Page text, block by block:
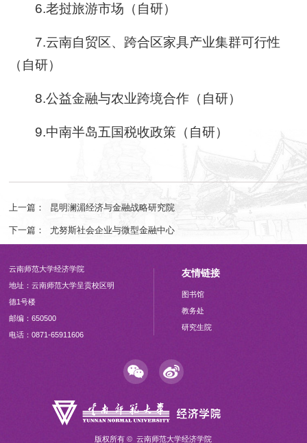
6.老挝旅游市场（自研）
7.云南自贸区、跨合区家具产业集群可行性
（自研）
8.公益金融与农业跨境合作（自研）
9.中南半岛五国税收政策（自研）
上一篇： 昆明澜湄经济与金融战略研究院
下一篇： 尤努斯社会企业与微型金融中心
版权所有 © 云南师范大学经济学院
云南师范大学经济学院
地址：云南师范大学呈贡校区明
德1号楼
邮编：650500
电话：0871-65911606
友情链接
图书馆
教务处
研究生院